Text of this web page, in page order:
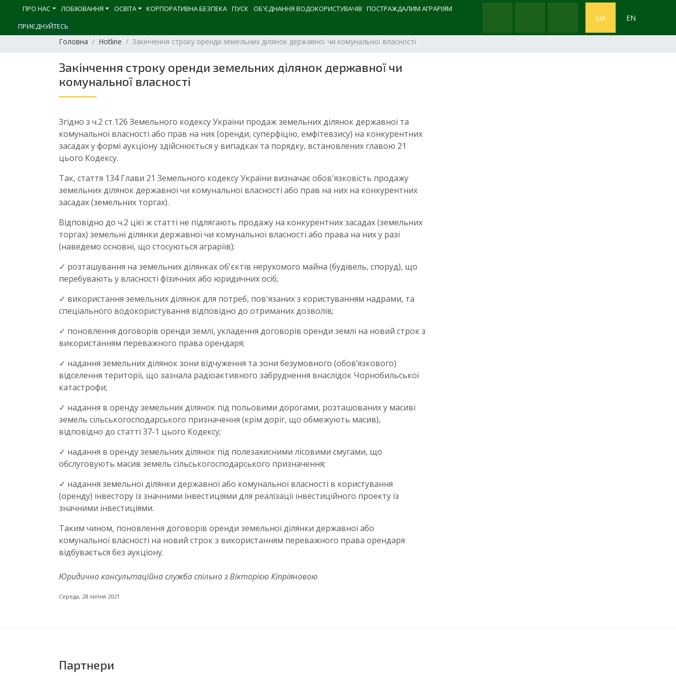
ПРО НАС ЛОБІЮВАННЯ ОСВІТА КОРПОРАТИВНА БЕЗПЕКА ПУСК ОБ'ЄДНАННЯ ВОДОКОРИСТУВАЧІВ ПОСТРАЖДАЛИМ АГРАРІЯМ
ПРИЄДНУЙТЕСЬ
UA EN
Головна Hotline Закінчення строку оренди земельних ділянок державної чи комунальної власності
Закінчення строку оренди земельних ділянок державної чи
комунальної власності
Згідно з ч.2 ст.126 Земельного кодексу України продаж земельних ділянок державної та
комунальної власності або прав на них (оренди, суперфіцію, емфітевзису) на конкурентних
засадах у формі аукціону здійснюється у випадках та порядку, встановлених главою 21
цього Кодексу.
Так, стаття 134 Глави 21 Земельного кодексу України визначає обов'язковість продажу
земельних ділянок державної чи комунальної власності або прав на них на конкурентних
засадах (земельних торгах).
Відповідно до ч.2 цієї ж статті не підлягають продажу на конкурентних засадах (земельних
торгах) земельні ділянки державної чи комунальної власності або права на них у разі
(наведемо основні, що стосуються аграріїв):
✓ розташування на земельних ділянках об'єктів нерухомого майна (будівель, споруд), що
перебувають у власності фізичних або юридичних осіб;
✓ використання земельних ділянок для потреб, пов'язаних з користуванням надрами, та
спеціального водокористування відповідно до отриманих дозволів;
✓ поновлення договорів оренди землі, укладення договорів оренди землі на новий строк з
використанням переважного права орендаря;
✓ надання земельних ділянок зони відчуження та зони безумовного (обов’язкового)
відселення території, що зазнала радіоактивного забруднення внаслідок Чорнобильської
катастрофи;
✓ надання в оренду земельних ділянок під польовими дорогами, розташованих у масиві
земель сільськогосподарського призначення (крім доріг, що обмежують масив),
відповідно до статті 37-1 цього Кодексу;
✓ надання в оренду земельних ділянок під полезахисними лісовими смугами, що
обслуговують масив земель сільськогосподарського призначення;
✓ надання земельної ділянки державної або комунальної власності в користування
(оренду) інвестору із значними інвестиціями для реалізації інвестиційного проекту із
значними інвестиціями.
Таким чином, поновлення договорів оренди земельної ділянки державної або
комунальної власності на новий строк з використанням переважного права орендаря
відбувається без аукціону.
Юридично консультаційна служба спільно з Вікторією Кіпріяновою
Середа, 28 липня 2021
Партнери